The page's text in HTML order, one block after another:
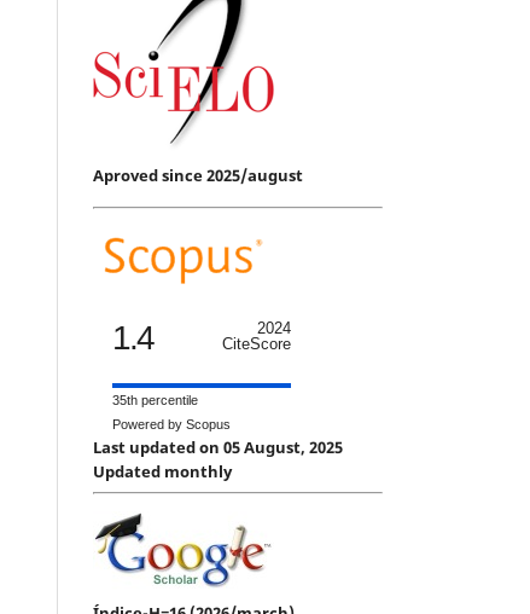
Aproved since 2025/august
1.4
2024
CiteScore
35th percentile
Powered by Scopus
Last updated on 05 August, 2025
Updated monthly